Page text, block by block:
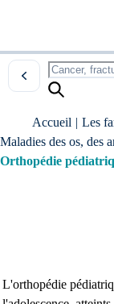
Accueil | Les
Maladies des os, des
Orthopédie
L'orthopédie